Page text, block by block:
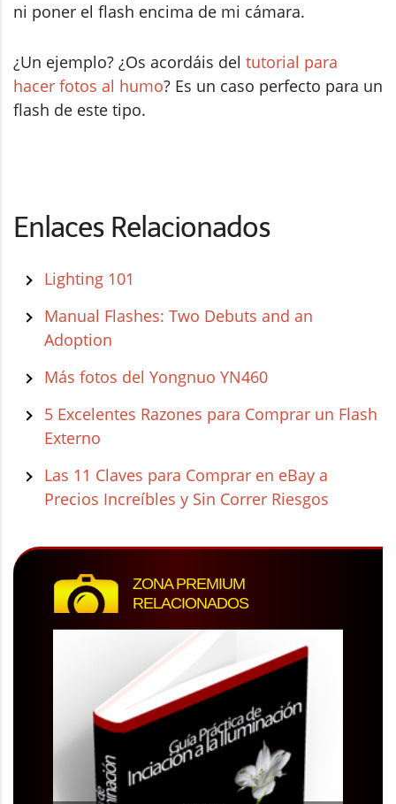
ni poner el flash encima de mi cámara.
¿Un ejemplo? ¿Os acordáis del tutorial para
hacer fotos al humo? Es un caso perfecto para un
flash de este tipo.
Enlaces Relacionados
Lighting 101
Manual Flashes: Two Debuts and an
Adoption
Más fotos del Yongnuo YN460
5 Excelentes Razones para Comprar un Flash
Externo
Las 11 Claves para Comprar en eBay a
Precios Increíbles y Sin Correr Riesgos
ZONA PREMIUM
RELACIONADOS